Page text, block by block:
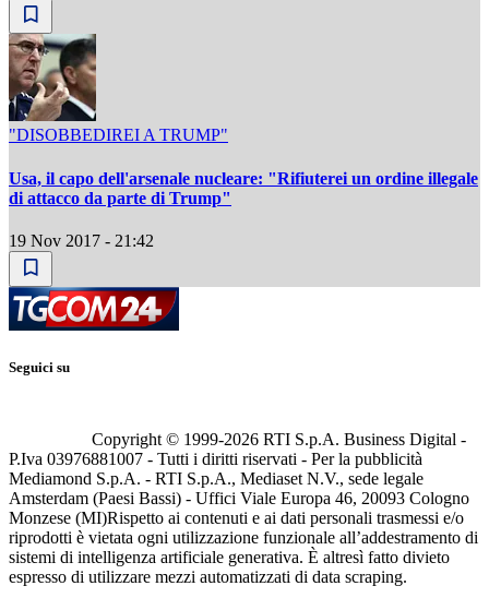
"DISOBBEDIREI A TRUMP"
Usa, il capo dell'arsenale nucleare: "Rifiuterei un ordine illegale
di attacco da parte di Trump"
19 Nov 2017 - 21:42
Seguici su
Copyright © 1999-2026 RTI S.p.A. Business Digital -
P.Iva 03976881007 - Tutti i diritti riservati - Per la pubblicità
Mediamond S.p.A. - RTI S.p.A., Mediaset N.V., sede legale
Amsterdam (Paesi Bassi) - Uffici Viale Europa 46, 20093 Cologno
Monzese (MI)Rispetto ai contenuti e ai dati personali trasmessi e/o
riprodotti è vietata ogni utilizzazione funzionale all’addestramento di
sistemi di intelligenza artificiale generativa. È altresì fatto divieto
espresso di utilizzare mezzi automatizzati di data scraping.